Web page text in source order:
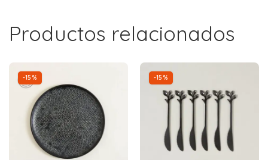
Productos relacionados
-15% -15%